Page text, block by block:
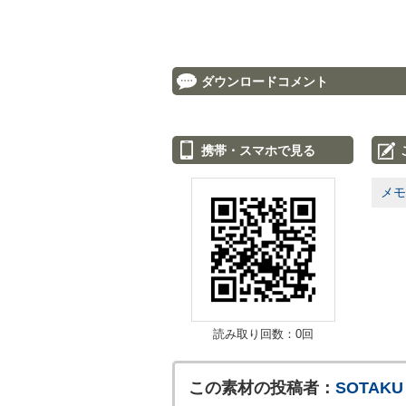
ダウンロードコメント
携帯・スマホで見る
読み取り回数：0回
メモ
この素材の投稿者： SOTAKU